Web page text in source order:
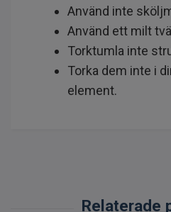
Använd inte
Använd ett milt
Torktumla inte
Torka dem inte i
element.